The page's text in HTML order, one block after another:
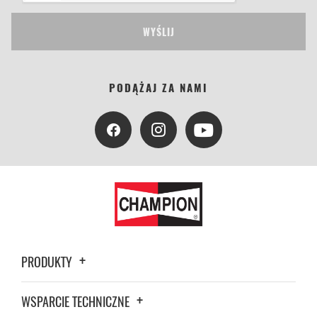
WYŚLIJ
PODĄŻAJ ZA NAMI
PRODUKTY
WSPARCIE TECHNICZNE